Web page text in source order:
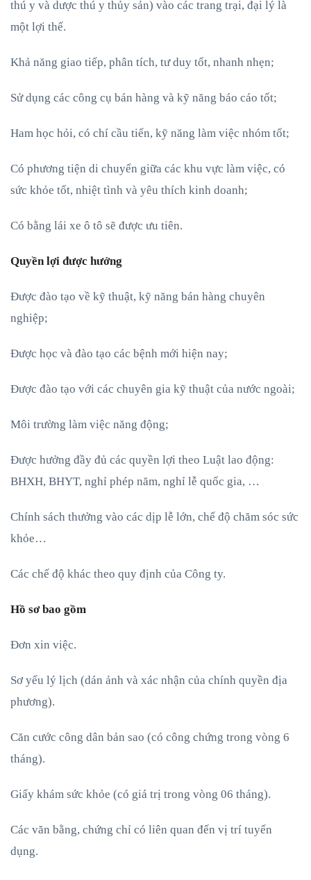
thú y và dược thú y thủy sản) vào các trang trại, đại lý là
một lợi thế.
Khả năng giao tiếp, phân tích, tư duy tốt, nhanh nhẹn;
Sử dụng các công cụ bán hàng và kỹ năng báo cáo tốt;
Ham học hỏi, có chí cầu tiến, kỹ năng làm việc nhóm tốt;
Có phương tiện di chuyển giữa các khu vực làm việc, có
sức khỏe tốt, nhiệt tình và yêu thích kinh doanh;
Có bằng lái xe ô tô sẽ được ưu tiên.
Quyền lợi được hưởng
Được đào tạo về kỹ thuật, kỹ năng bán hàng chuyên
nghiệp;
Được học và đào tạo các bệnh mới hiện nay;
Được đào tạo với các chuyên gia kỹ thuật của nước ngoài;
Môi trường làm việc năng động;
Được hưởng đầy đủ các quyền lợi theo Luật lao động:
BHXH, BHYT, nghỉ phép năm, nghỉ lễ quốc gia, …
Chính sách thưởng vào các dịp lễ lớn, chế độ chăm sóc sức
khỏe…
Các chế độ khác theo quy định của Công ty.
Hồ sơ bao gồm
Đơn xin việc.
Sơ yếu lý lịch (dán ảnh và xác nhận của chính quyền địa
phương).
Căn cước công dân bản sao (có công chứng trong vòng 6
tháng).
Giấy khám sức khỏe (có giá trị trong vòng 06 tháng).
Các văn bằng, chứng chỉ có liên quan đến vị trí tuyển
dụng.